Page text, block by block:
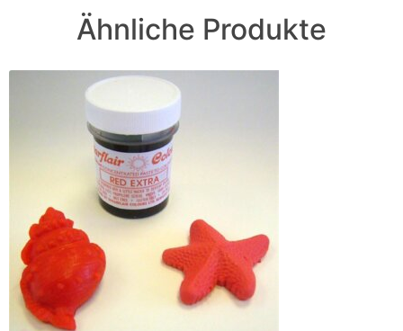
Ähnliche Produkte